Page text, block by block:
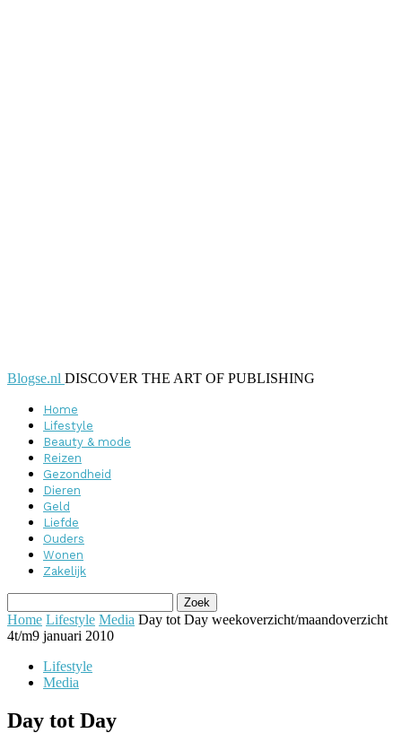
Blogse.nl DISCOVER THE ART OF PUBLISHING
Home
Lifestyle
Beauty & mode
Reizen
Gezondheid
Dieren
Geld
Liefde
Ouders
Wonen
Zakelijk
Home Lifestyle Media Day tot Day weekoverzicht/maandoverzicht
4t/m9 januari 2010
Lifestyle
Media
Day tot Day